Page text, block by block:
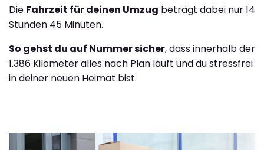
Die Fahrzeit für deinen Umzug beträgt dabei nur 14
Stunden 45 Minuten.
So gehst du auf Nummer sicher, dass innerhalb der
1.386 Kilometer alles nach Plan läuft und du stressfrei
in deiner neuen Heimat bist.